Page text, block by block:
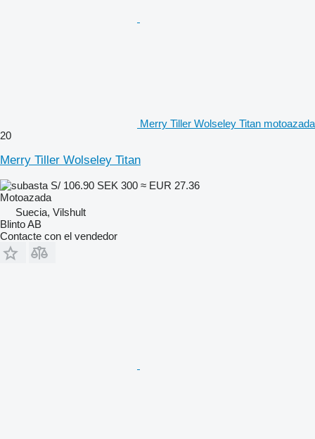
Merry Tiller Wolseley Titan motoazada
20
Merry Tiller Wolseley Titan
S/ 106.90 SEK 300 ≈ EUR 27.36
Motoazada
Suecia, Vilshult
Blinto AB
Contacte con el vendedor